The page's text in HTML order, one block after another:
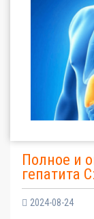
Полное и
гепатита
2024-08-24